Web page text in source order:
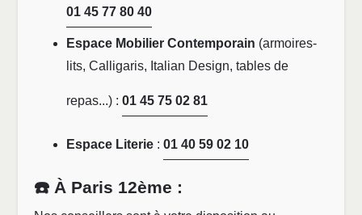
01 45 77 80 40
Espace Mobilier Contemporain (armoires-
lits, Calligaris, Italian Design, tables de
repas...) : 01 45 75 02 81
Espace Literie : 01 40 59 02 10
☎️ À Paris 12ème :